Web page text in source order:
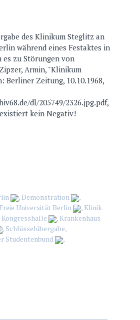
des Klinikum Steglitz an
während eines Festaktes in
es zu Störungen von
Armin, "Klinikum
Berliner Zeitung, 10.10.1968,
dl/205749/2326.jpg.pdf,
existiert kein Negativ!
, Demonstration
,
Freie Universität Berlin , Klinik
Kongresshalle , Krankenhaus
, Schlüsselübergabe,
Studentenbund
,